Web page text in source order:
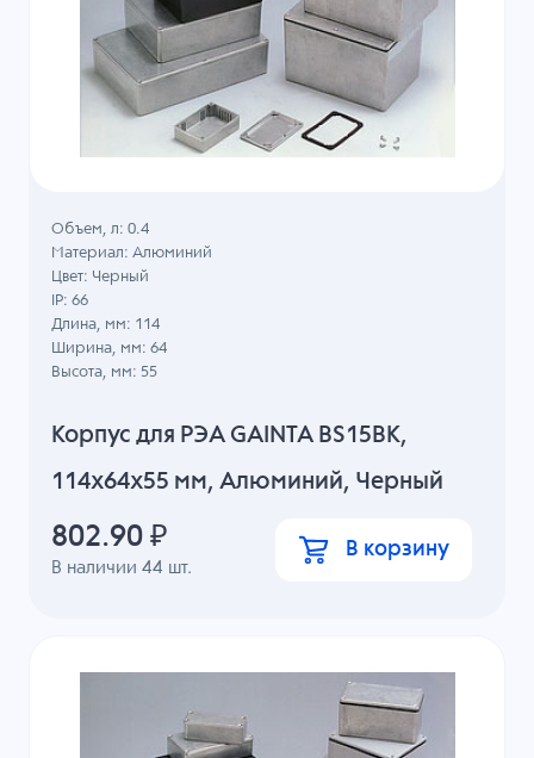
Корпус для РЭА GAINTA BS15BK,
114x64x55 мм, Алюминий, Черный
В наличии44 шт.
Объем, л: 0.4
Материал: Алюминий
Цвет: Черный
IP: 66
Длина, мм: 114
Ширина, мм: 64
Высота, мм: 55
802.90 ₽ В корзину